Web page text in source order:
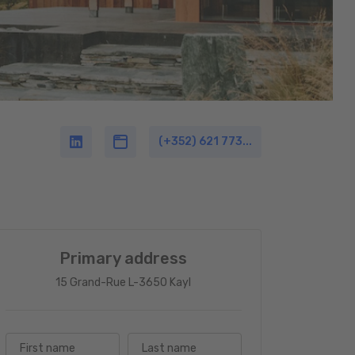
(+352) 621 773...
Primary address
15 Grand-Rue L-3650 Kayl
First name Last name